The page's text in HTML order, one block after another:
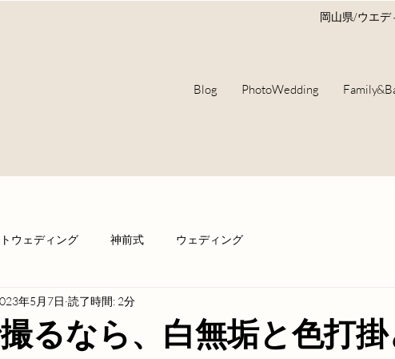
岡山県/ウエ
Blog PhotoWedding
ウェディング 神前式 ウェディング
るなら、白無垢と色打
年5月7日 読了時間: 2分